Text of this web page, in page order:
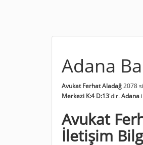
Adana
Avukat Ferhat Aladağ 2078
Merkezi K:4 D:13'dir. Adana
Avukat
İletişim